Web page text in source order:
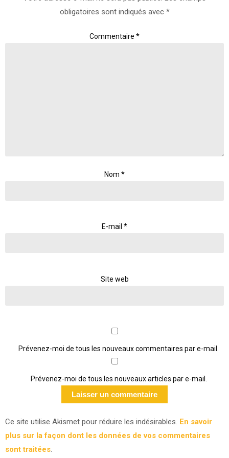
obligatoires sont indiqués avec *
Commentaire *
Nom *
E-mail *
Site web
Prévenez-moi de tous les nouveaux commentaires par e-mail.
Prévenez-moi de tous les nouveaux articles par e-mail.
Ce site utilise Akismet pour réduire les indésirables. En savoir
plus sur la façon dont les données de vos commentaires
sont traitées.